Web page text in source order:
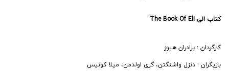
کتاب الی The Book Of Eli
کارگردان : برادران هیوز
بازیگران : دنزل واشنگتن، گری اولدمن، میلا کونیس